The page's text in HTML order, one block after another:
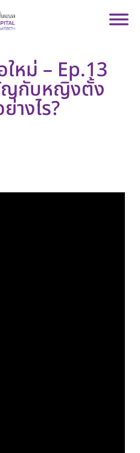
หม่ – Ep.13
ญกับหญิงตั้ง
างไร?